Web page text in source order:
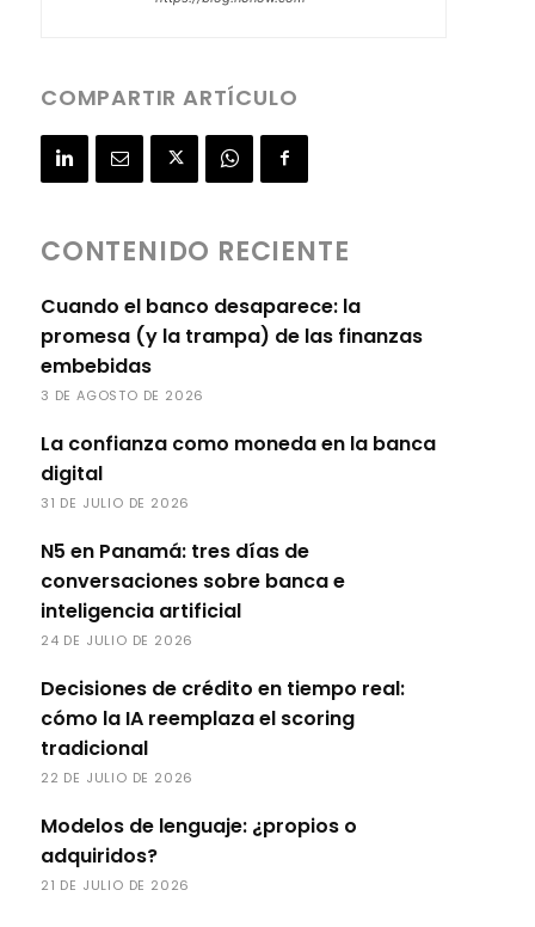
COMPARTIR ARTÍCULO
CONTENIDO RECIENTE
Cuando el banco desaparece: la
promesa (y la trampa) de las finanzas
embebidas
3 DE AGOSTO DE 2026
La confianza como moneda en la banca
digital
31 DE JULIO DE 2026
N5 en Panamá: tres días de
conversaciones sobre banca e
inteligencia artificial
24 DE JULIO DE 2026
Decisiones de crédito en tiempo real:
cómo la IA reemplaza el scoring
tradicional
22 DE JULIO DE 2026
Modelos de lenguaje: ¿propios o
adquiridos?
21 DE JULIO DE 2026